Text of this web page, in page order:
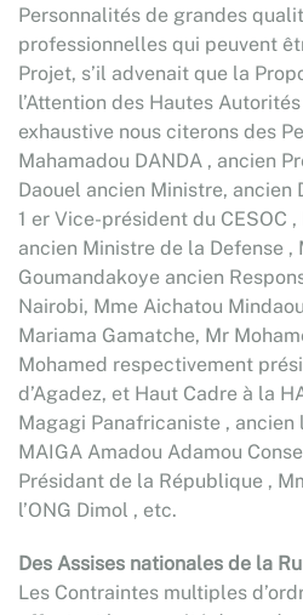
Personnalités de grandes
professionnelles qui peuvent
Projet, s’il advenait que la
l’Attention des Hautes
exhaustive nous citerons des
Mahamadou DANDA , ancien
Daouel ancien Ministre, ancien
1 er Vice-président du CESOC
ancien Ministre de la Defense ,
Goumandakoye ancien
Nairobi, Mme Aichatou
Mariama Gamatche, Mr
Mohamed respectivement
d’Agadez, et Haut Cadre à la
Magagi Panafricaniste ,
MAIGA Amadou Adamou
Présidant de la République ,
l’ONG Dimol , etc.
Des Assises nationales de la
Les Contraintes multiples